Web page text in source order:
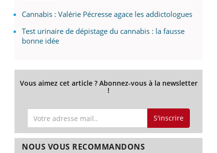
Cannabis : Valérie Pécresse agace les addictologues
Test urinaire de dépistage du cannabis : la fausse
bonne idée
Vous aimez cet article ? Abonnez-vous à la newsletter
!
S'inscrire
NOUS VOUS RECOMMANDONS